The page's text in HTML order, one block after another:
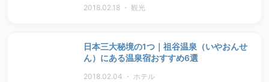
2018.02.18 ・ 観光
日本三大秘境の1つ｜祖谷温泉（いやおんせ
ん）にある温泉宿おすすめ6選
2018.02.04 ・ ホテル